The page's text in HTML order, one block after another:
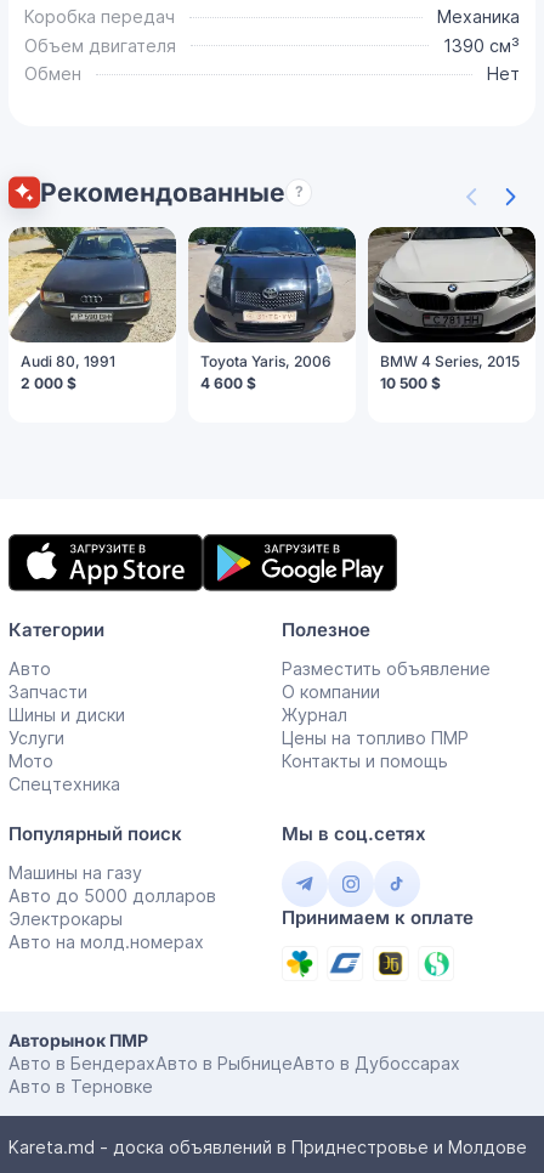
Коробка передач
Механика
Объем двигателя
1390 см³
Обмен
Нет
Рекомендованные ?
Audi 80, 1991
2 000 $
Toyota Yaris, 2006
4 600 $
BMW 4 Series, 2015
10 500 $
Мобильное
приложение
Категории
Авто
Запчасти
Шины и диски
Услуги
Мото
Спецтехника
Полезное
Разместить объявление
О компании
Журнал
Цены на топливо ПМР
Контакты и помощь
Популярный поиск
Машины на газу
Авто до 5000 долларов
Электрокары
Авто на молд.номерах
Мы в соц.сетях
Принимаем к оплате
Авторынок ПМР
Авто в БендерахАвто в РыбницеАвто в Дубоссарах
Авто в Терновке
Kareta.md - доска объявлений в Приднестровье и Молдове